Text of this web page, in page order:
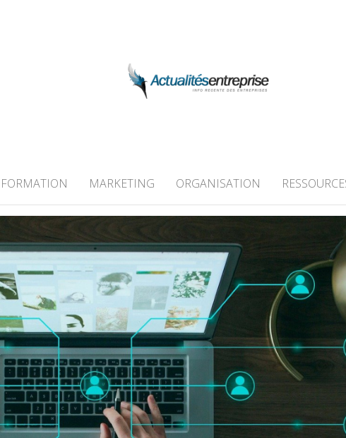
FORMATION MARKETING ORGANISATION